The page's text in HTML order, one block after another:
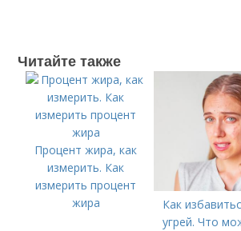
Читайте также
Процент жира, как
измерить. Как
измерить процент
жира
Как
угрей. Что